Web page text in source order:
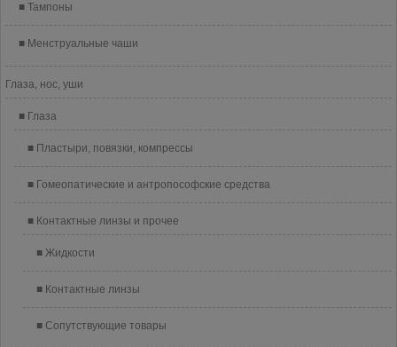
Тампоны
Менструальные чаши
Глаза, нос, уши
Глаза
Пластыри, повязки, компрессы
Гомеопатические и антропософские средства
Контактные линзы и прочее
Жидкости
Контактные линзы
Сопутствующие товары